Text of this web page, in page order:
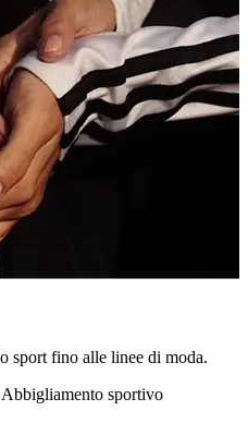
sport fino alle linee di moda.
sportivo